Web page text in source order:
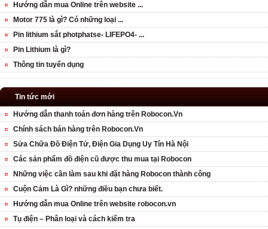
Hướng dẫn mua Online trên website ...
Motor 775 là gì? Có những loại ...
Pin lithium sắt photphatse- LIFEPO4- ...
Pin Lithium là gì?
Thông tin tuyển dụng
Tin tức mới
Hướng dẫn thanh toán đơn hàng trên Robocon.Vn
Chính sách bán hàng trên Robocon.Vn
Sửa Chữa Đồ Điện Tử, Điện Gia Dụng Uy Tín Hà Nội
Các sản phẩm đồ điện cũ được thu mua tại Robocon
Những việc cần làm sau khi đặt hàng Robocon thành công
Cuộn Cảm Là Gì? những điều bạn chưa biết.
Hướng dẫn mua Online trên website robocon.vn
Tụ điện – Phân loại và cách kiểm tra